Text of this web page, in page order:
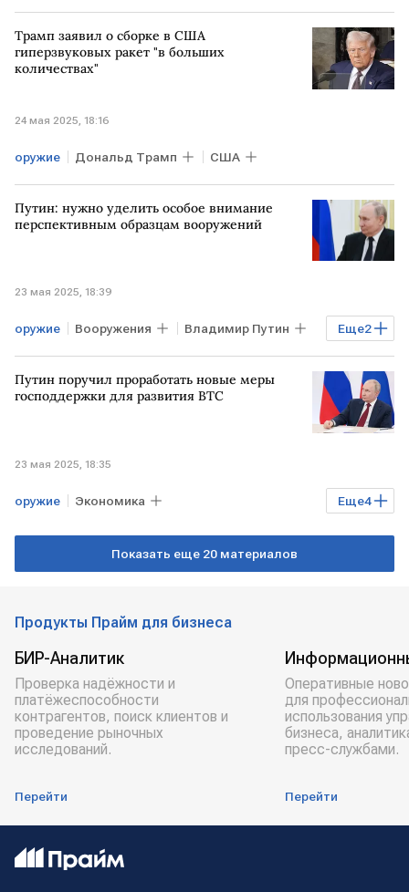
УКРАИНА США ЕС
Дональд Трамп
Трамп заявил о сборке в США
гиперзвуковых ракет "в больших
количествах"
24 мая 2025, 18:16
оружие Дональд Трамп США
Путин: нужно уделить особое внимание
перспективным образцам вооружений
23 мая 2025, 18:39
Еще2
оружие Вооружения Владимир Путин
РОССИЯ ВПК
Путин поручил проработать новые меры
господдержки для развития ВТС
23 мая 2025, 18:35
Еще4
оружие Экономика
военно-техническое сотрудничество
РОССИЯ
Показать еще 20 материалов
Продукты Прайм для бизнеса
БИР-Аналитик
Проверка надёжности и
платёжеспособности
контрагентов, поиск клиентов и
проведение рыночных
исследований.
Перейти
Оперативные
для
использования
бизнеса,
пресс-службами.
Перейти